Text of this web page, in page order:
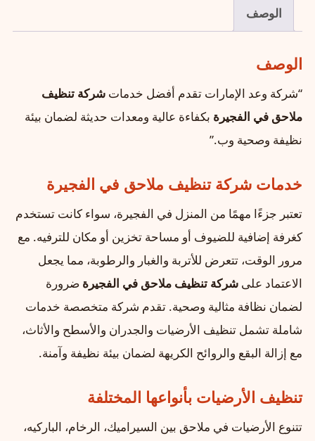
الوصف
الوصف
“شركة وعد الإمارات تقدم أفضل خدمات شركة تنظيف
ملاحق في الفجيرة بكفاءة عالية ومعدات حديثة لضمان بيئة
نظيفة وصحية وب.”
خدمات شركة تنظيف ملاحق في الفجيرة
تعتبر جزءًا مهمًا من المنزل في الفجيرة، سواء كانت تستخدم
كغرفة إضافية للضيوف أو مساحة تخزين أو مكان للترفيه. مع
مرور الوقت، تتعرض للأتربة والغبار والرطوبة، مما يجعل
الاعتماد على شركة تنظيف ملاحق في الفجيرة ضرورة
لضمان نظافة مثالية وصحية. تقدم شركة متخصصة خدمات
شاملة تشمل تنظيف الأرضيات والجدران والأسطح والأثاث،
مع إزالة البقع والروائح الكريهة لضمان بيئة نظيفة وآمنة.
تنظيف الأرضيات بأنواعها المختلفة
تتنوع الأرضيات في ملاحق بين السيراميك، الرخام، الباركيه،